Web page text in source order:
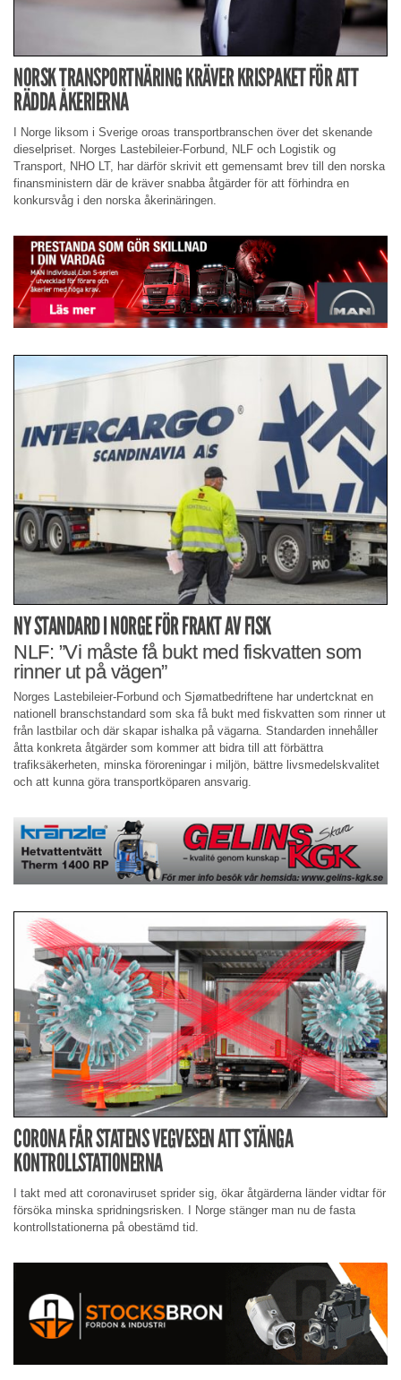
NORSK TRANSPORTNÄRING KRÄVER KRISPAKET FÖR ATT
RÄDDA ÅKERIERNA
I Norge liksom i Sverige oroas transportbranschen över det skenande
dieselpriset. Norges Lastebileier-Forbund, NLF och Logistik og
Transport, NHO LT, har därför skrivit ett gemensamt brev till den norska
finansministern där de kräver snabba åtgärder för att förhindra en
konkursvåg i den norska åkerinäringen.
NY STANDARD I NORGE FÖR FRAKT AV FISK
NLF: ”Vi måste få bukt med fiskvatten som
rinner ut på vägen”
Norges Lastebileier-Forbund och Sjømatbedriftene har undertcknat en
nationell branschstandard som ska få bukt med fiskvatten som rinner ut
från lastbilar och där skapar ishalka på vägarna. Standarden innehåller
åtta konkreta åtgärder som kommer att bidra till att förbättra
trafiksäkerheten, minska föroreningar i miljön, bättre livsmedelskvalitet
och att kunna göra transportköparen ansvarig.
CORONA FÅR STATENS VEGVESEN ATT STÄNGA
KONTROLLSTATIONERNA
I takt med att coronaviruset sprider sig, ökar åtgärderna länder vidtar för
försöka minska spridningsrisken. I Norge stänger man nu de fasta
kontrollstationerna på obestämd tid.